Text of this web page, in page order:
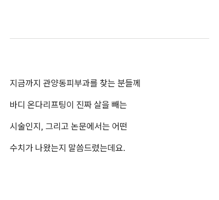
지금까지 관양동피부과를 찾는 분들께
바디 온다리프팅이 진짜 살을 빼는
시술인지, 그리고 논문에서는 어떤
수치가 나왔는지 말씀드렸는데요.